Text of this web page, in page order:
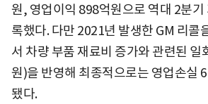
원, 영업이익 898억원으로 역대 2분기
록했다. 다만 2021년 발생한 GM 리콜
서 차량 부품 재료비 증가와 관련된 일
원)을 반영해 최종적으로는 영업손실
됐다.